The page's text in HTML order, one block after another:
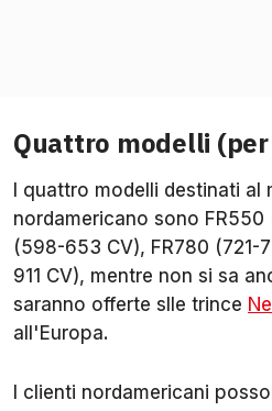
Quattro modelli
I quattro modelli destinati al
nordamericano sono
(598-653 CV), FR780 (721-
911 CV), mentre non si sa
saranno offerte slle trince
all'Europa.
I clienti nordamericani